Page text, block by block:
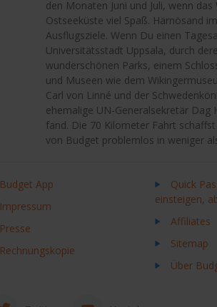
den Monaten Juni und Juli, wenn
Ostseeküste viel Spaß. Härnösand
Ausflugsziele. Wenn Du einen
Universitätsstadt Uppsala, durch
wunderschönen Parks, einem
und Museen wie dem
Carl von Linné und der
ehemalige UN-Generalsekretär
fand. Die 70 Kilometer Fahrt
von Budget problemlos in weniger
Budget App
Impressum
Presse
Rechnungskopie
Quick
einsteigen,
Affiliates
Sitemap
Über